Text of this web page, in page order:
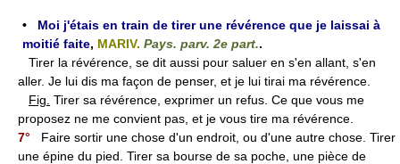
• Moi j'étais en train de tirer une révérence que je laissai à
moitié faite, MARIV. Pays. parv. 2e part..
Tirer la révérence, se dit aussi pour saluer en s'en allant, s'en
aller. Je lui dis ma façon de penser, et je lui tirai ma révérence.
Fig. Tirer sa révérence, exprimer un refus. Ce que vous me
proposez ne me convient pas, et je vous tire ma révérence.
7° Faire sortir une chose d'un endroit, ou d'une autre chose. Tirer
une épine du pied. Tirer sa bourse de sa poche, une pièce de